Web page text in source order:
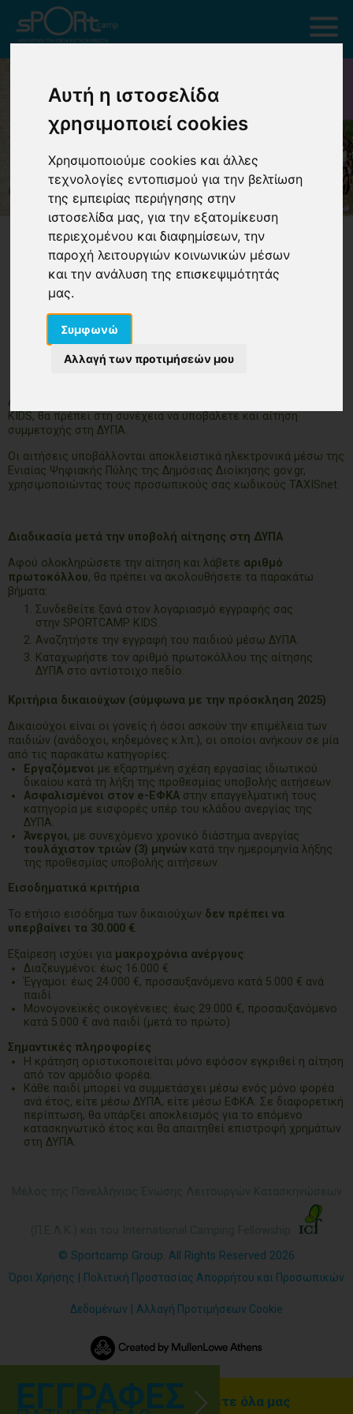
Αυτή η ιστοσελίδα
χρησιμοποιεί cookies
Χρησιμοποιούμε cookies και άλλες
τεχνολογίες εντοπισμού για την βελτίωση
της εμπειρίας περιήγησης στην
ιστοσελίδα μας, για την εξατομίκευση
περιεχομένου και διαφημίσεων, την
παροχή λειτουργιών κοινωνικών μέσων
και την ανάλυση της επισκεψιμότητάς
μας.
Συμφωνώ
Αλλαγή των προτιμήσεών μου
Δ.ΥΠ.Α ( Πρώην ΟΑΕΔ)
Αφού ολοκληρώσετε την προκράτηση θέσης στην SPORTCAMP
KIDS, θα πρέπει στη συνέχεια να υποβάλετε και αίτηση
συμμετοχής στη ΔΥΠΑ.
Οι αιτήσεις υποβάλλονται αποκλειστικά ηλεκτρονικά μέσω της
Ενιαίας Ψηφιακής Πύλης της Δημόσιας Διοίκησης gov.gr,
χρησιμοποιώντας τους προσωπικούς σας κωδικούς TAXISnet.
Διαδικασία μετά την υποβολή αίτησης στη ΔΥΠΑ
Αφού ολοκληρώσετε την αίτηση και λάβετε αριθμό
πρωτοκόλλου, θα πρέπει να ακολουθήσετε τα παρακάτω
βήματα:
Συνδεθείτε ξανά στον λογαριασμό εγγραφής σας
στην SPORTCAMP KIDS.
Αναζητήστε την εγγραφή του παιδιού μέσω ΔΥΠΑ.
Καταχωρήστε τον αριθμό πρωτοκόλλου της αίτησης
ΔΥΠΑ στο αντίστοιχο πεδίο.
Κριτήρια δικαιούχων (σύμφωνα με την πρόσκληση 2025)
Δικαιούχοι είναι οι γονείς ή όσοι ασκούν την επιμέλεια των
παιδιών (ανάδοχοι, κηδεμόνες κ.λπ.), οι οποίοι ανήκουν σε μία
από τις παρακάτω κατηγορίες:
Εργαζόμενοι με εξαρτημένη σχέση εργασίας ιδιωτικού
δικαίου κατά τη λήξη της προθεσμίας υποβολής αιτήσεων.
Ασφαλισμένοι στον e-ΕΦΚΑ στην επαγγελματική τους
κατηγορία με εισφορές υπέρ του κλάδου ανεργίας της
ΔΥΠΑ.
Άνεργοι, με συνεχόμενο χρονικό διάστημα ανεργίας
τουλάχιστον τριών (3) μηνών κατά την ημερομηνία λήξης
της προθεσμίας υποβολής αιτήσεων.
Εισοδηματικά κριτήρια
Το ετήσιο εισόδημα των δικαιούχων δεν πρέπει να
υπερβαίνει τα 30.000 €.
Εξαίρεση ισχύει για μακροχρόνια ανέργους:
Διαζευγμένοι: έως 16.000 €
Έγγαμοι: έως 24.000 €, προσαυξανόμενο κατά 5.000 € ανά
παιδί
Μονογονεϊκές οικογένειες: έως 29.000 €, προσαυξανόμενο
κατά 5.000 € ανά παιδί (μετά το πρώτο)
Σημαντικές πληροφορίες
Η κράτηση οριστικοποιείται μόνο εφόσον εγκριθεί η αίτηση
από τον αρμόδιο φορέα.
Κάθε παιδί μπορεί να συμμετάσχει μέσω ενός μόνο φορέα
ανά έτος, είτε μέσω ΔΥΠΑ, είτε μέσω ΕΦΚΑ. Σε διαφορετική
περίπτωση, θα υπάρξει αποκλεισμός για το επόμενο
κατασκηνωτικό έτος και θα απαιτηθεί επιστροφή χρημάτων
στη ΔΥΠΑ.
© Sportcamp Group. All Rights Reserved 2026
Όροι Χρήσης Πολιτική Προστασίας Απορρήτου και Προσωπικών
Δεδομένων Αλλαγή Προτιμήσεων Cookie
Γραφτείτε ΕΔΩ για να λαμβάνετε όλα μας
ΕΓΓΡΑΦΕΣ